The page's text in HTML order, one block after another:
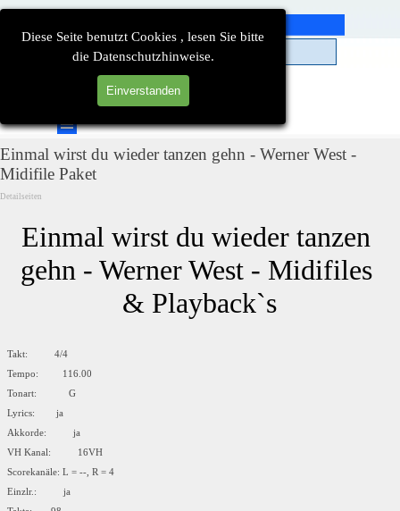
Diese Seite benutzt Cookies , lesen Sie bitte
die Datenschutzhinweise.
Einverstanden
Direkt zum Seiteninhalt
Menü überspringen
Einmal wirst du wieder tanzen gehn - Werner West -
Midifile Paket
Detailseiten
Einmal wirst du wieder tanzen
gehn - Werner West - Midifiles
& Playback`s
Takt: 4/4
Tempo: 116.00
Tonart: G
Lyrics: ja
Akkorde: ja
VH Kanal: 16VH
Scorekanäle: L = --, R = 4
Einzlr.: ja